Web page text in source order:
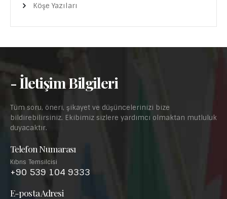
Köşe Yazıları
- İletişim Bilgileri
Tüm soru, öneri, şikayet ve düşüncelerinizi bize
bildirebilirsiniz. Ekibimiz sizlere yardımcı olmaktan mutluluk
duyacaktır.
Telefon Numarası
Kıbrıs Temsilcisi
+90 539 104 9333
E-posta Adresi